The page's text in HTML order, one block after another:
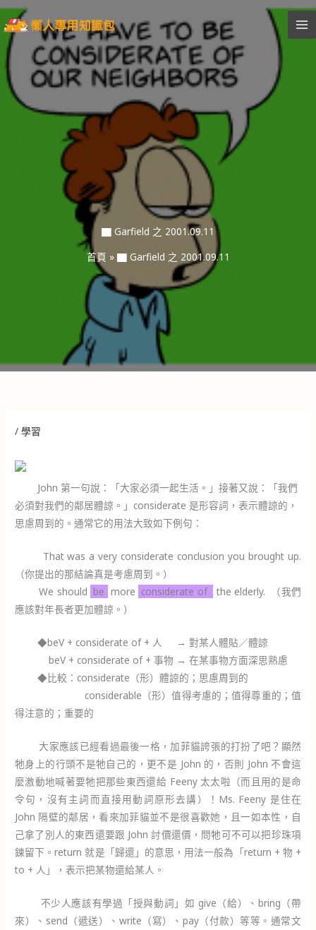
跳
至
主
要
內
▇ Garfield 之 2001.09.11
首頁 » ▇ Garfield 之 2001.09.11
/學習
John 第一句說：「大家必須一起生活。」接著又說：「我們
必須對我們的鄰居體諒。」considerate 是形容詞，表示體諒的，
思慮周到的。通常它的用法大致如下例句：
That was a very considerate conclusion you brought up.
（你提出的那結論真是考慮周到。）
We should be more considerate of
the elderly. （我們
應該對年長者更加體諒。）
◆beV + considerate of + 人 → 對某人體貼／體諒
beV + considerate of +事物 → 在某事物方面深思熟慮
◆比較： considerate（形）體諒的 ； 思慮周到的
considerable（形）值得考慮的；值得尊重的 ； 值
得注意的 ；重要的
大家應該已經看過最後一格，加菲貓誇張的打扮了吧？顯然
牠身上的行頭不是牠自己的，更不是 John 的，否則 John 不會這
麼激動地喊著要牠把那些東西還給 Feeny 太太啦（而且用的是命
令句，沒有主詞而直接用動詞原形去講）！Ms. Feeny 是住在
John 隔壁的鄰居，看來加菲貓並不是很喜歡她，且一如本性，自
己拿了別人的東西還要跟 John 討價還價，問牠可不可以把珍珠項
鍊留下。return 就是「歸還」的意思，用法一般為「return + 物 +
to + 人」，表示把某物還給某人。
不少人應該有學過「授與動詞」如 give（給）、bring（帶
來）、send（遞送）、write（寫）、pay（付款）等等。通常文